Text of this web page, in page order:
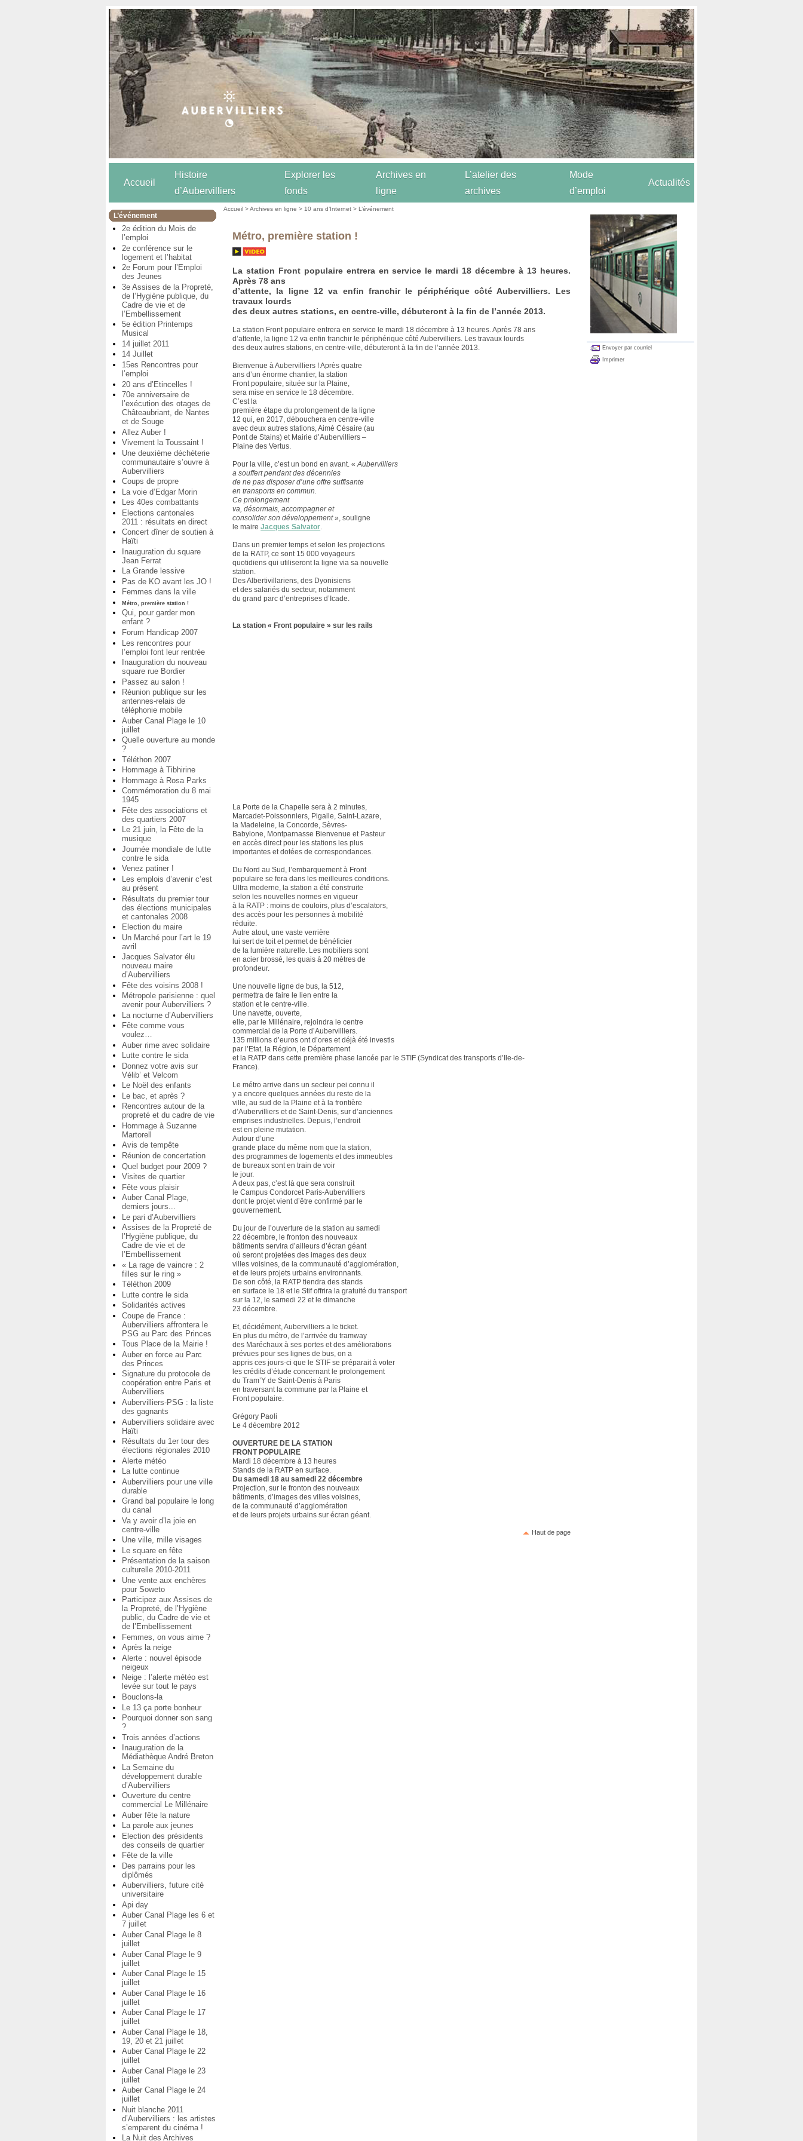
Accueil
Histoire
d’Aubervilliers
Explorer les
fonds
Archives en
ligne
L’atelier des
archives
Mode
d’emploi
Actualités
L’événement
2e édition du Mois de
l’emploi
2e conférence sur le
logement et l’habitat
2e Forum pour l’Emploi
des Jeunes
3e Assises de la Propreté,
de l’Hygiène publique, du
Cadre de vie et de
l’Embellissement
5e édition Printemps
Musical
14 juillet 2011
14 Juillet
15es Rencontres pour
l’emploi
20 ans d’Etincelles !
70e anniversaire de
l’exécution des otages de
Châteaubriant, de Nantes
et de Souge
Allez Auber !
Vivement la Toussaint !
Une deuxième déchèterie
communautaire s’ouvre à
Aubervilliers
Coups de propre
La voie d’Edgar Morin
Les 40es combattants
Elections cantonales
2011 : résultats en direct
Concert dîner de soutien à
Haïti
Inauguration du square
Jean Ferrat
La Grande lessive
Pas de KO avant les JO !
Femmes dans la ville
Métro, première station !
Qui, pour garder mon
enfant ?
Forum Handicap 2007
Les rencontres pour
l’emploi font leur rentrée
Inauguration du nouveau
square rue Bordier
Passez au salon !
Réunion publique sur les
antennes-relais de
téléphonie mobile
Auber Canal Plage le 10
juillet
Quelle ouverture au monde
?
Téléthon 2007
Hommage à Tibhirine
Hommage à Rosa Parks
Commémoration du 8 mai
1945
Fête des associations et
des quartiers 2007
Le 21 juin, la Fête de la
musique
Journée mondiale de lutte
contre le sida
Venez patiner !
Les emplois d’avenir c’est
au présent
Résultats du premier tour
des élections municipales
et cantonales 2008
Election du maire
Un Marché pour l’art le 19
avril
Jacques Salvator élu
nouveau maire
d’Aubervilliers
Fête des voisins 2008 !
Métropole parisienne : quel
avenir pour Aubervilliers ?
La nocturne d’Aubervilliers
Fête comme vous
voulez…
Auber rime avec solidaire
Lutte contre le sida
Donnez votre avis sur
Vélib’ et Velcom
Le Noël des enfants
Le bac, et après ?
Rencontres autour de la
propreté et du cadre de vie
Hommage à Suzanne
Martorell
Avis de tempête
Réunion de concertation
Quel budget pour 2009 ?
Visites de quartier
Fête vous plaisir
Auber Canal Plage,
derniers jours...
Le pari d’Aubervilliers
Assises de la Propreté de
l’Hygiène publique, du
Cadre de vie et de
l’Embellissement
« La rage de vaincre : 2
filles sur le ring »
Téléthon 2009
Lutte contre le sida
Solidarités actives
Coupe de France :
Aubervilliers affrontera le
PSG au Parc des Princes
Tous Place de la Mairie !
Auber en force au Parc
des Princes
Signature du protocole de
coopération entre Paris et
Aubervilliers
Aubervilliers-PSG : la liste
des gagnants
Aubervilliers solidaire avec
Haïti
Résultats du 1er tour des
élections régionales 2010
Alerte météo
La lutte continue
Aubervilliers pour une ville
durable
Grand bal populaire le long
du canal
Va y avoir d’la joie en
centre-ville
Une ville, mille visages
Le square en fête
Présentation de la saison
culturelle 2010-2011
Une vente aux enchères
pour Soweto
Participez aux Assises de
la Propreté, de l’Hygiène
public, du Cadre de vie et
de l’Embellissement
Femmes, on vous aime ?
Après la neige
Alerte : nouvel épisode
neigeux
Neige : l’alerte météo est
levée sur tout le pays
Bouclons-la
Le 13 ça porte bonheur
Pourquoi donner son sang
?
Trois années d’actions
Inauguration de la
Médiathèque André Breton
La Semaine du
développement durable
d’Aubervilliers
Ouverture du centre
commercial Le Millénaire
Auber fête la nature
La parole aux jeunes
Election des présidents
des conseils de quartier
Fête de la ville
Des parrains pour les
diplômés
Aubervilliers, future cité
universitaire
Api day
Auber Canal Plage les 6 et
7 juillet
Auber Canal Plage le 8
juillet
Auber Canal Plage le 9
juillet
Auber Canal Plage le 15
juillet
Auber Canal Plage le 16
juillet
Auber Canal Plage le 17
juillet
Auber Canal Plage le 18,
19, 20 et 21 juillet
Auber Canal Plage le 22
juillet
Auber Canal Plage le 23
juillet
Auber Canal Plage le 24
juillet
Nuit blanche 2011
d’Aubervilliers : les artistes
s’emparent du cinéma !
La Nuit des Archives
Accueil >Archives en ligne > 10 ans d’Internet >L’événement
Métro, première station !
La station Front populaire entrera en service le mardi 18 décembre à 13 heures.
Après 78 ans
d’attente, la ligne 12 va enfin franchir le périphérique côté Aubervilliers. Les
travaux lourds
des deux autres stations, en centre-ville, débuteront à la fin de l’année 2013.
La station Front populaire entrera en service le mardi 18 décembre à 13 heures. Après 78 ans
d’attente, la ligne 12 va enfin franchir le périphérique côté Aubervilliers. Les travaux lourds
des deux autres stations, en centre-ville, débuteront à la fin de l’année 2013.
Bienvenue à Aubervilliers ! Après quatre
ans d’un énorme chantier, la station
Front populaire, située sur la Plaine,
sera mise en service le 18 décembre.
C’est la
première étape du prolongement de la ligne
12 qui, en 2017, débouchera en centre-ville
avec deux autres stations, Aimé Césaire (au
Pont de Stains) et Mairie d’Aubervilliers –
Plaine des Vertus.
Pour la ville, c’est un bond en avant. «Aubervilliers
a souffert pendant des décennies
de ne pas disposer d’une offre suffisante
en transports en commun.
Ce prolongement
va, désormais, accompagner et
consolider son développement», souligne
le maireJacques Salvator.
Dans un premier temps et selon les projections
de la RATP, ce sont 15 000 voyageurs
quotidiens qui utiliseront la ligne via sa nouvelle
station.
Des Albertivillariens, des Dyonisiens
et des salariés du secteur, notamment
du grand parc d’entreprises d’Icade.
La station « Front populaire » sur les rails
La Porte de la Chapelle sera à 2 minutes,
Marcadet-Poissonniers, Pigalle, Saint-Lazare,
la Madeleine, la Concorde, Sèvres-
Babylone, Montparnasse Bienvenue et Pasteur
en accès direct pour les stations les plus
importantes et dotées de correspondances.
Du Nord au Sud, l’embarquement à Front
populaire se fera dans les meilleures conditions.
Ultra moderne, la station a été construite
selon les nouvelles normes en vigueur
à la RATP : moins de couloirs, plus d’escalators,
des accès pour les personnes à mobilité
réduite.
Autre atout, une vaste verrière
lui sert de toit et permet de bénéficier
de la lumière naturelle. Les mobiliers sont
en acier brossé, les quais à 20 mètres de
profondeur.
Une nouvelle ligne de bus, la 512,
permettra de faire le lien entre la
station et le centre-ville.
Une navette, ouverte,
elle, par le Millénaire, rejoindra le centre
commercial de la Porte d’Aubervilliers.
135 millions d’euros ont d’ores et déjà été investis
par l’Etat, la Région, le Département
et la RATP dans cette première phase lancée par le STIF (Syndicat des transports d’Ile-de-
France).
Le métro arrive dans un secteur pei connu il
y a encore quelques années du reste de la
ville, au sud de la Plaine et à la frontière
d’Aubervilliers et de Saint-Denis, sur d’anciennes
emprises industrielles. Depuis, l’endroit
est en pleine mutation.
Autour d’une
grande place du même nom que la station,
des programmes de logements et des immeubles
de bureaux sont en train de voir
le jour.
A deux pas, c’est là que sera construit
le Campus Condorcet Paris-Aubervilliers
dont le projet vient d’être confirmé par le
gouvernement.
Du jour de l’ouverture de la station au samedi
22 décembre, le fronton des nouveaux
bâtiments servira d’ailleurs d’écran géant
où seront projetées des images des deux
villes voisines, de la communauté d’agglomération,
et de leurs projets urbains environnants.
De son côté, la RATP tiendra des stands
en surface le 18 et le Stif offrira la gratuité du transport
sur la 12, le samedi 22 et le dimanche
23 décembre.
Et, décidément, Aubervilliers a le ticket.
En plus du métro, de l’arrivée du tramway
des Maréchaux à ses portes et des améliorations
prévues pour ses lignes de bus, on a
appris ces jours-ci que le STIF se préparait à voter
les crédits d’étude concernant le prolongement
du Tram’Y de Saint-Denis à Paris
en traversant la commune par la Plaine et
Front populaire.
Grégory Paoli
Le 4 décembre 2012
OUVERTURE DE LA STATION
FRONT POPULAIRE
Mardi 18 décembre à 13 heures
Stands de la RATP en surface.
Du samedi 18 au samedi 22 décembre
Projection, sur le fronton des nouveaux
bâtiments, d’images des villes voisines,
de la communauté d’agglomération
et de leurs projets urbains sur écran géant.
Haut de page
Envoyer par courriel
Imprimer